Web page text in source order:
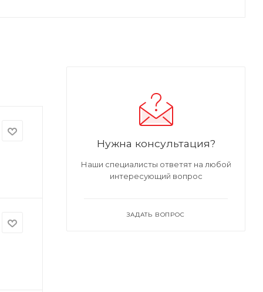
Нужна консультация?
Наши специалисты ответят на любой
интересующий вопрос
ЗАДАТЬ ВОПРОС